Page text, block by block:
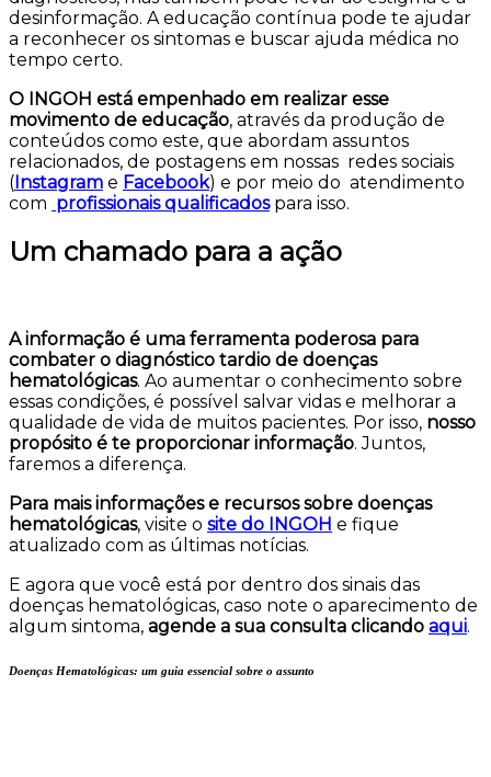
desinformação. A educação contínua pode te ajudar
a reconhecer os sintomas e buscar ajuda médica no
tempo certo.
O INGOH está empenhado em realizar esse
movimento de educação, através da produção de
conteúdos como este, que abordam assuntos
relacionados, de postagens em nossas redes sociais
(Instagram e Facebook) e por meio do atendimento
com profissionais qualificadospara isso.
Um chamado para a ação
A informação é uma ferramenta poderosa para
combater o diagnóstico tardio de doenças
hematológicas. Ao aumentar o conhecimento sobre
essas condições, é possível salvar vidas e melhorar a
qualidade de vida de muitos pacientes. Por isso, nosso
propósito é te proporcionar informação. Juntos,
faremos a diferença.
Para mais informações e recursos sobre doenças
hematológicas, visite o site do INGOH e fique
atualizado com as últimas notícias.
E agora que você está por dentro dos sinais das
doenças hematológicas, caso note o aparecimento de
algum sintoma, agende a sua consulta clicando aqui.
Doenças Hematológicas: um guia essencial sobre o assunto